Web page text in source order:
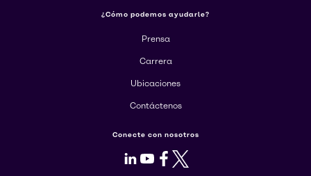
¿Cómo podemos ayudarle?
Prensa
Carrera
Ubicaciones
Contáctenos
Conecte con nosotros
LinkedIn
Youtube
Facebook
X